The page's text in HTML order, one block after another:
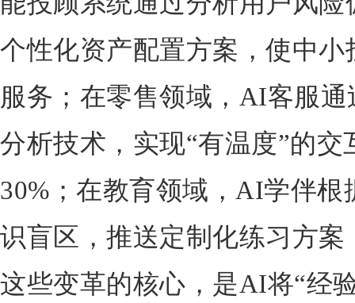
个性化资产配置方案，使中
服务；在零售领域，AI客服
分析技术，实现“有温度”的
30%；在教育领域，AI学伴
识盲区，推送定制化练习方
这些变革的核心，是AI将“经